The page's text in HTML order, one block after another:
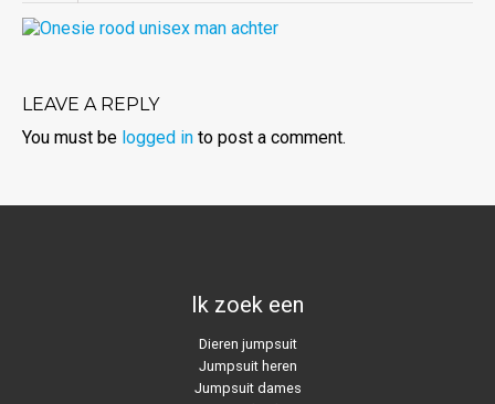
LEAVE A REPLY
You must be logged in to post a comment.
Ik zoek een
Dieren jumpsuit
Jumpsuit heren
Jumpsuit dames